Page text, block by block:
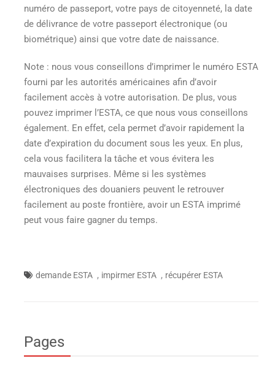
numéro de passeport, votre pays de citoyenneté, la date
de délivrance de votre passeport électronique (ou
biométrique) ainsi que votre date de naissance.
Note : nous vous conseillons d’imprimer le numéro ESTA
fourni par les autorités américaines afin d’avoir
facilement accès à votre autorisation. De plus, vous
pouvez imprimer l’ESTA, ce que nous vous conseillons
également. En effet, cela permet d’avoir rapidement la
date d’expiration du document sous les yeux. En plus,
cela vous facilitera la tâche et vous évitera les
mauvaises surprises. Même si les systèmes
électroniques des douaniers peuvent le retrouver
facilement au poste frontière, avoir un ESTA imprimé
peut vous faire gagner du temps.
demande ESTA , impirmer ESTA , récupérer ESTA
Pages